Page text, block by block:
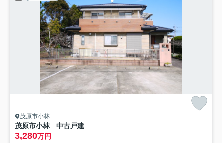
茂原市小林
茂原市小林 中古戸建
3,280万円